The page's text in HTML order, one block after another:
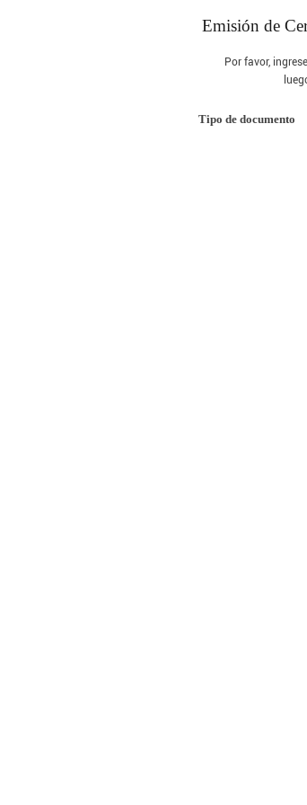
Emisión de
Por favor,
Tipo de documento